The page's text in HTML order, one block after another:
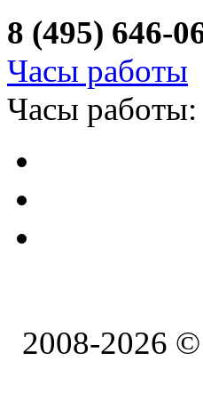
8 (495) 646-
Часы работы
Часы
2008-2026